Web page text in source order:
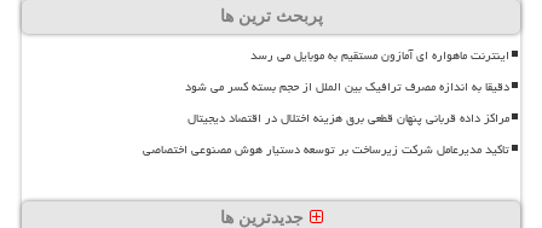
پربحث ترین ها
اینترنت ماهواره ای آمازون مستقیم به موبایل می رسد
دقیقا به اندازه مصرف ترافیک بین الملل از حجم بسته کسر می شود
مراکز داده قربانی پنهان قطعی برق هزینه اختلال در اقتصاد دیجیتال
تاکید مدیرعامل شرکت زیرساخت بر توسعه دستیار هوش مصنوعی اختصاصی
جدیدترین ها